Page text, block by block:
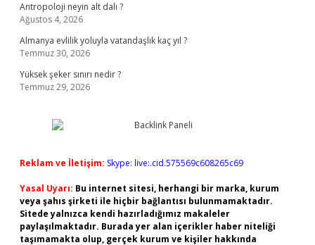
Antropoloji neyin alt dalı ?
Ağustos 4, 2026
Almanya evlilik yoluyla vatandaşlık kaç yıl ?
Temmuz 30, 2026
Yüksek şeker sınırı nedir ?
Temmuz 29, 2026
Reklam ve İletişim: Skype: live:.cid.575569c608265c69
Yasal Uyarı: Bu internet sitesi, herhangi bir marka, kurum
veya şahıs şirketi ile hiçbir bağlantısı bulunmamaktadır.
Sitede yalnızca kendi hazırladığımız makaleler
paylaşılmaktadır. Burada yer alan içerikler haber niteliği
taşımamakta olup, gerçek kurum ve kişiler hakkında